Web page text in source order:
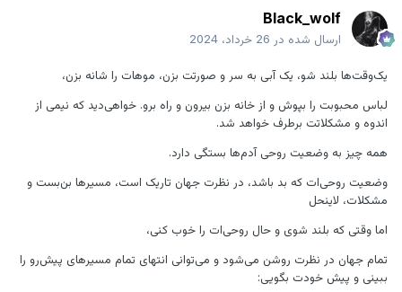
Black_wolf
ارسال شده در 26 خرداد، 2024
یک‌وقت‌ها بلند شو، یک آبی به سر و صورتت بزن، موهات را شانه بزن،
لباس محبوبت را بپوش و از خانه بزن بیرون و راه برو. خواهی‌دید که نیمی از
اندوه و مشکلاتت برطرف خواهد شد.
همه چیز به وضعیت روحی آدم‌ها بستگی دارد.
وضعیت روحی‌ات که بد باشد، در نظرت جهان تاریک است، مسیرها بن‌بست و
مشکلات، لاینحل
اما وقتی که بلند شوی و حال روحی‌ات را خوب کنی،
تمام جهان در نظرت روشن می‌شود و می‌توانی انتهای تمام مسیرهای پیش‌رو را
ببینی و پیش خودت بگویی: